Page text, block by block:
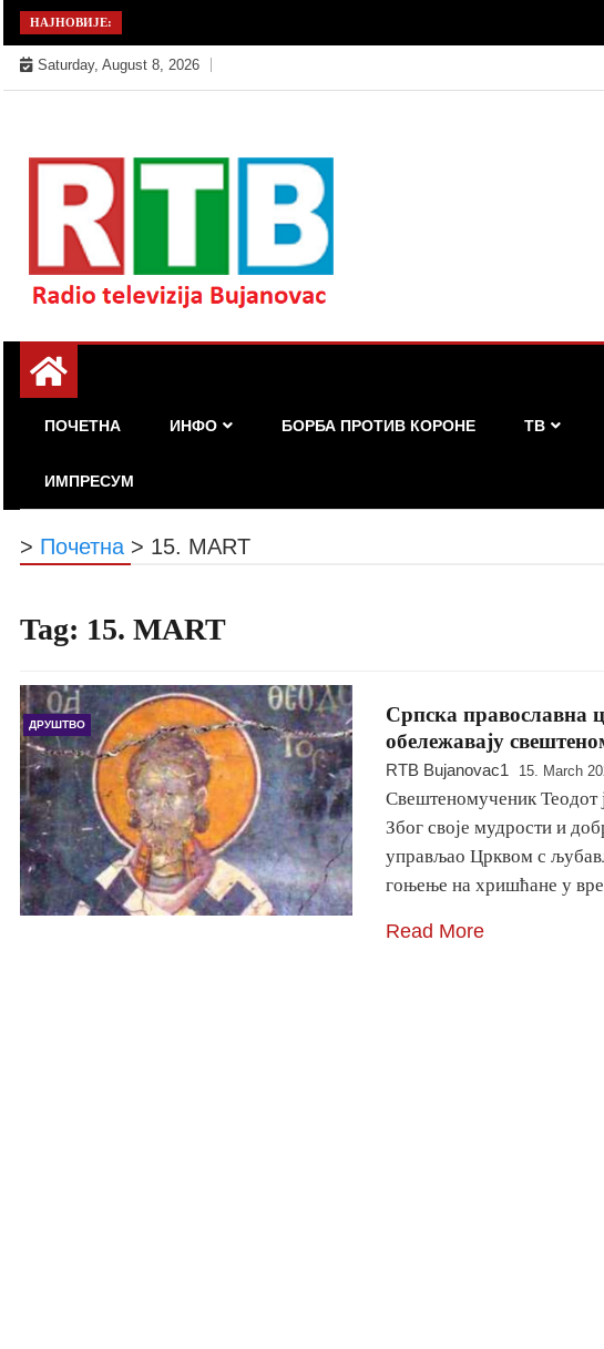
Skip
to
content
НАЈНОВИЈЕ:
Saturday, August 8, 2026
РТБ Бујановац
ПОЧЕТНА ИНФО БОРБА ПРОТИВ КОРОНЕ ТВ
ИМПРЕСУМ
> Почетна > 15. MART
Tag: 15. MART
ДРУШТВО
Српска православна
обележавају
RTB Bujanovac1 15. March
Свештеномученик Теодот
Због своје мудрости и
управљао Црквом с
гоњење на хришћане у
Read More